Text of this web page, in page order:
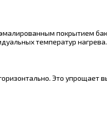
покрытием
температур нагрева.
Это